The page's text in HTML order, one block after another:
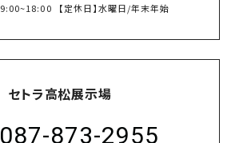
9:00~18:00 【定休日】水曜日/年末年始
セトラ高松展示場
087-873-2955